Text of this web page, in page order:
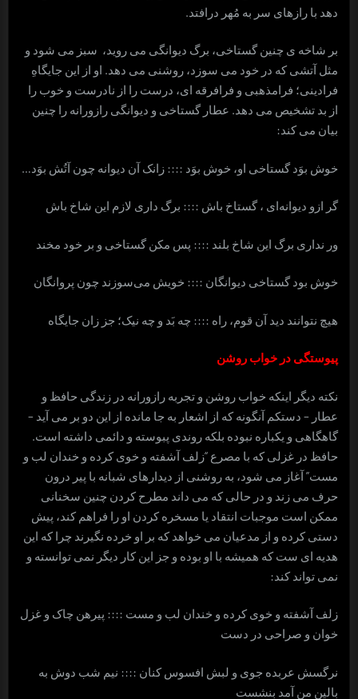
دهد با رازهای سر به مُهر درافتد.
بر شاخه ی چنین گستاخی، برگ دیوانگی می روید، سبز می شود و
مثل آتشی که در خود می سوزد، روشنی می دهد. او از این جایگاهِ
فرادینی؛ فرامذهبی و فرافرقه ای، درست را از نادرست و خوب را
از بد تشخیص می دهد. عطار گستاخی و دیوانگی رازورانه را چنین
بیان می کند:
خوش بوَد گستاخی او، خوش بوَد :::: زانک آن دیوانه چون آتُش بوَد…
گر ازو دیوانه‌ای ، گستاخ باش :::: برگ داری لازم این شاخ باش
ور نداری برگ این شاخ بلند :::: پس مکن گستاخی و بر خود مخند
خوش بود گستاخی دیوانگان :::: خویش می‌سوزند چون پروانگان
هیچ نتوانند دید آن قوم، راه :::: چه بَد و چه نیک؛ جز زان جایگاه
پیوستگی در خواب روشن
نکته دیگر اینکه خواب روشن و تجربه رازورانه در زندگی حافظ و
عطار – دستکم آنگونه که از اشعار به جا مانده از این دو بر می آید –
گاهگاهی و یکباره نبوده بلکه روندی پبوسته و دائمی داشته است.
حافظ در غزلی که با مصرع “زلف آشفته و خوی کرده و خندان لب و
مست” آغاز می شود، به روشنی از دیدارهای شبانه با پیر درون
حرف می زند و در حالی که می داند مطرح کردن چنین سخنانی
ممکن است موجبات انتقاد یا مسخره کردن او را فراهم کند، پیش
دستی کرده و از مدعیان می خواهد که بر او خرده نگیرند چرا که این
هدیه ای ست که همیشه با او بوده و جز این کار دیگر نمی توانسته و
نمی تواند کند:
زلف آشفته و خوی کرده و خندان لب و مست :::: پیرهن چاک و غزل
خوان و صراحی در دست
نرگسش عربده جوی و لبش افسوس کنان :::: نیم شب دوش به
بالین من آمد بنشست